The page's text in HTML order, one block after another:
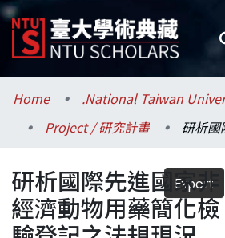
Communities & Collections
Research Outputs
Fundings & Projects
Researchers
Home
Project / 研究計畫
Export
研析國際先進國家非
經濟動物用藥簡化檢